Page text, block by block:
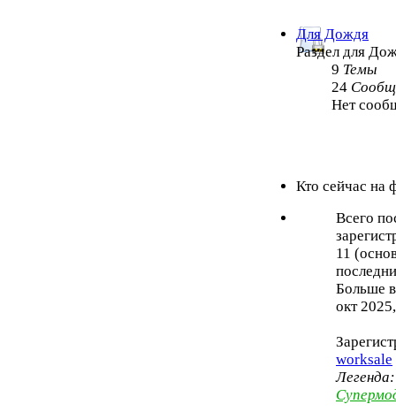
Для Дождя
Раздел для
9 Темы
24
Нет
Кто сейчас на
Всего
11
Больше
окт
worksale